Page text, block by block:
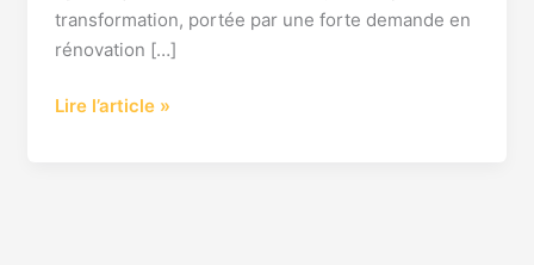
transformation, portée par une forte demande en
rénovation […]
Lire l’article »